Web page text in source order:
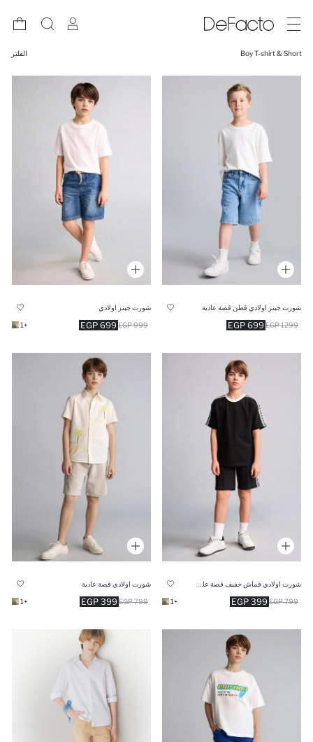
Boy T-shirt & Short الفلتر
شورت جينز اولادي قطن قصة عادية
699 EGP 1299 EGP
شورت جينز اولادي
699 EGP 999 EGP
+1
399 EGP 799 EGP
+1
شورت اولادي قصة عادية
399 EGP 799 EGP
+1